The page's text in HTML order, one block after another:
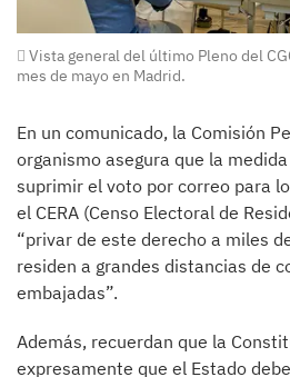
Vista general del último Pleno del
mes de mayo en Madrid.
En un comunicado, la Comisión
organismo asegura que la
suprimir el voto por correo para
el CERA (Censo Electoral de
“privar de este derecho a miles
residen a grandes distancias de
embajadas”.
Además, recuerdan que la
expresamente que el Estado